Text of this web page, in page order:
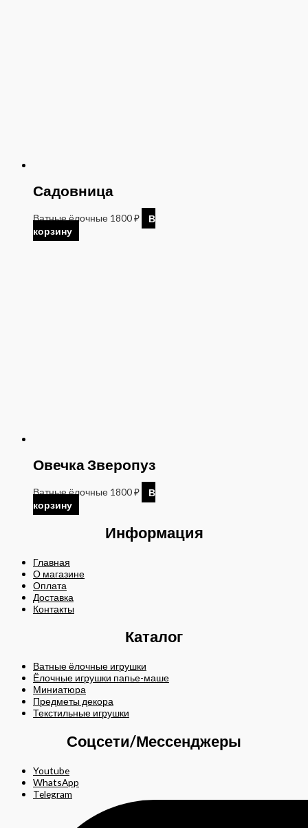
Садовница
Ватные ёлочные 1800₽
В
корзину
Овечка Зверопуз
Ватные ёлочные 1800₽
В
корзину
Информация
Главная
О магазине
Оплата
Доставка
Контакты
Каталог
Ватные ёлочные игрушки
Ёлочные игрушки папье-маше
Миниатюра
Предметы декора
Текстильные игрушки
Соцсети/Мессенджеры
Youtube
WhatsApp
Telegram